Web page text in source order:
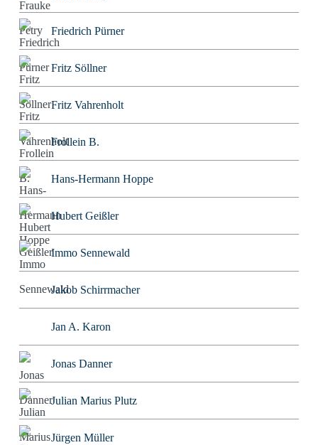
Friedrich Pürner
Fritz Söllner
Fritz Vahrenholt
Frollein B.
Hans-Hermann Hoppe
Hubert Geißler
Immo Sennewald
Jakob Schirrmacher
Jan A. Karon
Jonas Danner
Julian Marius Plutz
Jürgen Müller